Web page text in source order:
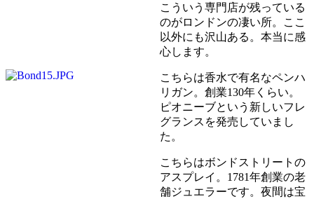
こういう専門店が残っている
のがロンドンの凄い所。ここ
以外にも沢山ある。本当に感
心します。
こちらは香水で有名なペンハ
リガン。創業130年くらい。
ピオニーブという新しいフレ
グランスを発売していまし
た。
こちらはボンドストリートの
アスプレイ。1781年創業の老
舗ジュエラーです。夜間は宝